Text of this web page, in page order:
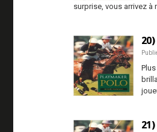
surprise, vous arrivez à
20)
21)